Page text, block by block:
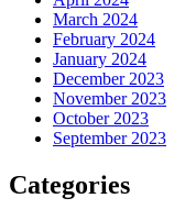
March 2024
February 2024
January 2024
December 2023
November 2023
October 2023
September 2023
Categories